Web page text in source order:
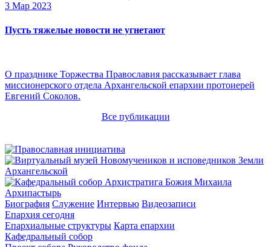
3 Мар 2023
Пусть тяжелые новости не угнетают
О празднике Торжества Православия рассказывает глава
миссионерского отдела Архангельской епархии протоиерей
Евгений Соколов.
Все публикации
Архипастырь
Биография Служение Интервью Видеозаписи
Епархия сегодня
Епархиальные структуры Карта епархии
Кафедральный собор